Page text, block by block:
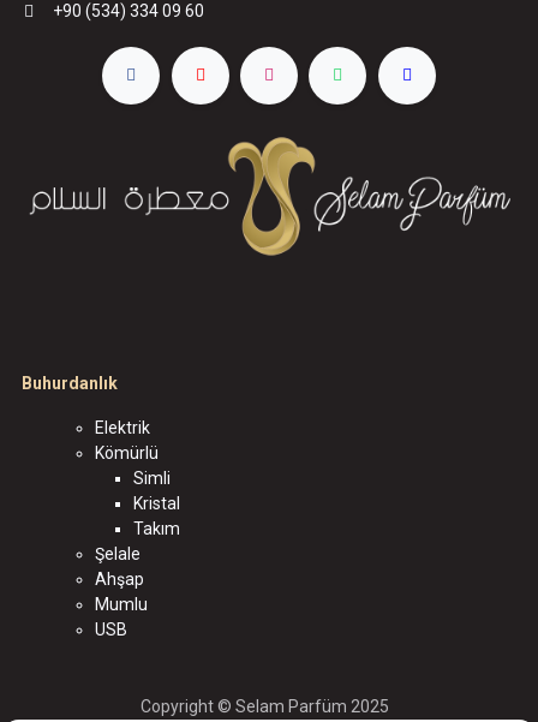
+90 (534) 334 09 60
Buhurdanlık
Elektrik
Kömürlü
Simli
Kristal
Takım
Şelale
Ahşap
Mumlu
USB
Copyright © Selam Parfüm 2025